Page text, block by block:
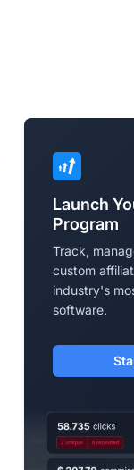
Launch
Program
Track,
custom
industry's
software.